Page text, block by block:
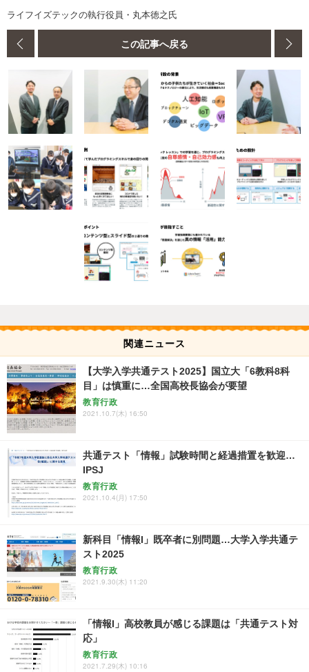
ライフイズテックの執行役員・丸本徳之氏
この記事へ戻る
関連ニュース
【大学入学共通テスト2025】国立大「6教科8科
目」は慎重に…全国高校長協会が要望
教育行政
2021.10.7(木) 16:50
共通テスト「情報」試験時間と経過措置を歓迎…
IPSJ
教育行政
2021.10.4(月) 17:50
新科目「情報I」既卒者に別問題…大学入学共通テ
スト2025
教育行政
2021.9.30(木) 11:20
「情報I」高校教員が感じる課題は「共通テスト対
応」
教育行政
2021.7.29(木) 10:16